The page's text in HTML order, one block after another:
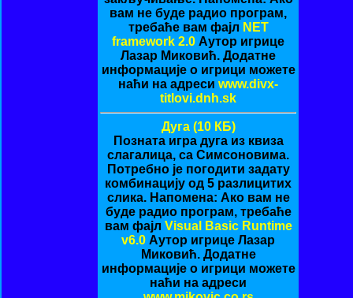
вам не буде радио програм,
требаће вам фајл NET
framework 2.0 Аутор игрице
Лазар Миковић. Додатне
информације о игрици можете
наћи на адреси www.divx-
titlovi.dnh.sk
Дуга (10 КБ)
Позната игра дуга из квиза
слагалица, са Симсоновима.
Потребно је погодити задату
комбинацију од 5 разлицитих
слика. Напомена: Ако вам не
буде радио програм, требаће
вам фајл Visual Basic Runtime
v6.0 Аутор игрице Лазар
Миковић. Додатне
информације о игрици можете
наћи на адреси